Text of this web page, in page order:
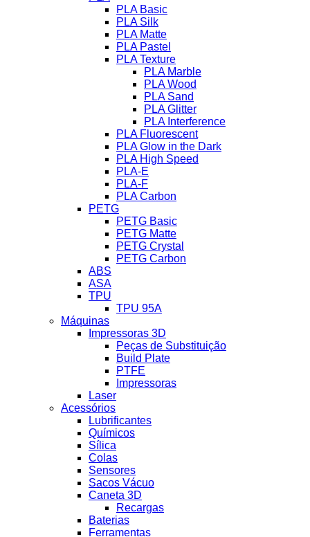
PLA Basic
PLA Silk
PLA Matte
PLA Pastel
PLA Texture
PLA Marble
PLA Wood
PLA Sand
PLA Glitter
PLA Interference
PLA Fluorescent
PLA Glow in the Dark
PLA High Speed
PLA-E
PLA-F
PLA Carbon
PETG
PETG Basic
PETG Matte
PETG Crystal
PETG Carbon
ABS
ASA
TPU
TPU 95A
Máquinas
Impressoras 3D
Peças de Substituição
Build Plate
PTFE
Impressoras
Laser
Acessórios
Lubrificantes
Químicos
Sílica
Colas
Sensores
Sacos Vácuo
Caneta 3D
Recargas
Baterias
Ferramentas